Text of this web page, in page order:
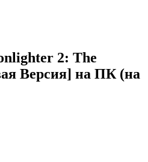
2: The
Версия] на ПК (на